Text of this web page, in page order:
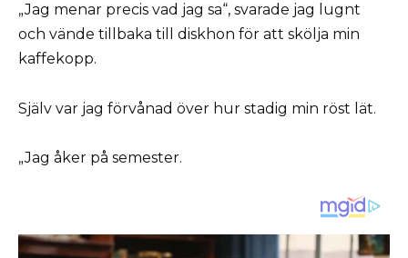
„Jag menar precis vad jag sa“, svarade jag lugnt
och vände tillbaka till diskhon för att skölja min
kaffekopp.
Själv var jag förvånad över hur stadig min röst lät.
„Jag åker på semester.